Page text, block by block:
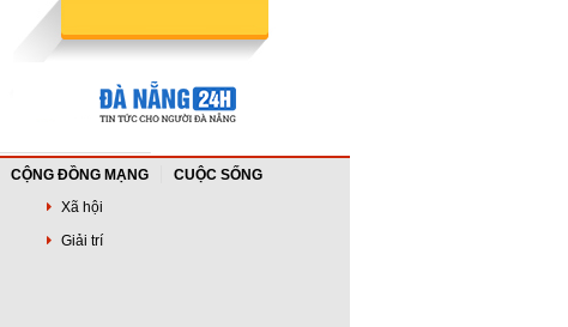
CỘNG ĐỒNG MẠNG
CUỘC SỐNG
Xã hội
Giải trí